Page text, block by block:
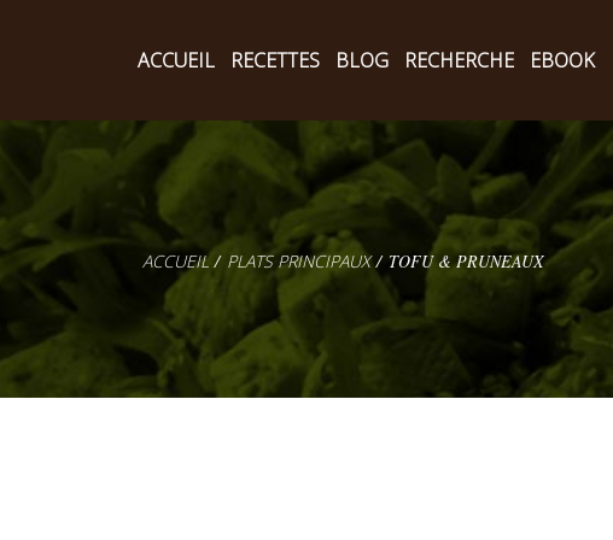
ACCUEIL RECETTES BLOG RECHERCHE EBOOK
PLATS PRINCIPAUX TOFU & PRUNEAUX